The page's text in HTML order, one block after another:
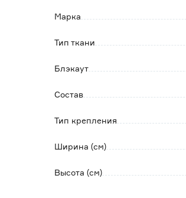
Не мнется.
Быстро сохнет.
Марка
Тип ткани
Блэкаут
Состав
Тип крепления
Ширина (см)
Высота (см)